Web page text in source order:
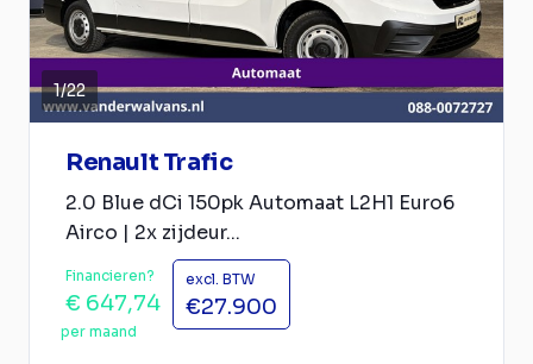
1/22
Renault Trafic
2.0 Blue dCi 150pk Automaat L2H1 Euro6
Airco | 2x zijdeur...
Financieren?
€ 647,74
per maand
excl. BTW
€27.900